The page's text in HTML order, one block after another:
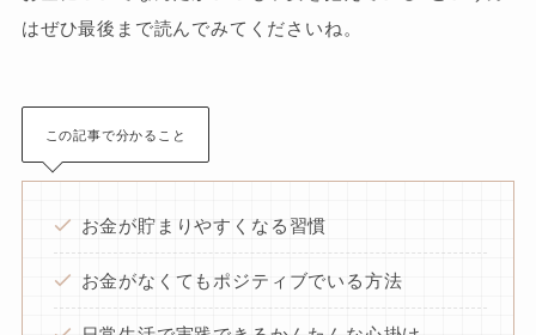
はぜひ最後まで読んでみてくださいね。
この記事で分かること
お金が貯まりやすくなる習慣
お金がなくてもポジティブでいる方法